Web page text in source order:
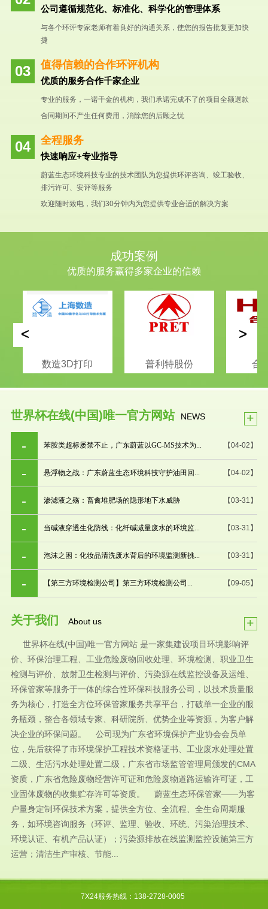
公司遵循规范化、标准化、科学化的管理体系
与各个环评专家老师有着良好的沟通关系，使您的报告批复更加快
捷
值得信赖的合作环评机构
优质的服务合作千家企业
专业的服务，一诺千金的机构，我们承诺完成不了的项目全额退款
合同期间不产生任何费用，消除您的后顾之忧
全程服务
快速响应+专业指导
蔚蓝生态环境科技专业的技术团队为您提供环评咨询、竣工验收、
排污许可、安评等服务
欢迎随时致电，我们30分钟内为您提供专业合适的解决方案
成功案例
优质的服务赢得多家企业的信赖
数造3D打印 普利特股份 合
< >
世界杯在线(中国)唯一官方网站 NEWS +
【04-02】
苯胺类超标屡禁不止，广东蔚蓝以GC-MS技术为...
【04-02】
悬浮物之战：广东蔚蓝生态环境科技守护油田回...
【03-31】
渗滤液之殇：畜禽堆肥场的隐形地下水威胁
【03-31】
当碱液穿透生化防线：化纤碱减量废水的环境监...
【03-31】
泡沫之困：化妆品清洗废水背后的环境监测新挑...
【09-05】
【第三方环境检测公司】第三方环境检测公司...
关于我们 About us +
世界杯在线(中国)唯一官方网站 是一家集建设项目环境影响评
价、环保治理工程、工业危险废物回收处理、环境检测、职业卫生
检测与评价、放射卫生检测与评价、污染源在线监控设备及运维、
环保管家等服务于一体的综合性环保科技服务公司，以技术质量服
务为核心，打造全方位环保管家服务共享平台，打破单一企业的服
务瓶颈，整合各领域专家、科研院所、优势企业等资源，为客户解
决企业的环保问题。 公司现为广东省环境保护产业协会会员单
位，先后获得了市环境保护工程技术资格证书、工业废水处理处置
二级、生活污水处理处置二级，广东省市场监管管理局颁发的CMA
资质，广东省危险废物经营许可证和危险废物道路运输许可证，工
业固体废物的收集贮存许可等资质。 蔚蓝生态环保管家——为客
户量身定制环保技术方案，提供全方位、全流程、全生命周期服
务，如环境咨询服务（环评、监理、验收、环统、污染治理技术、
环境认证、有机产品认证）；污染源排放在线监测监控设施第三方
运营；清洁生产审核、节能...
7X24服务热线：138-2728-0005